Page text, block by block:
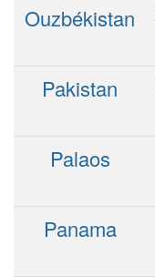
Ouzbékistan
Pakistan
Palaos
Panama